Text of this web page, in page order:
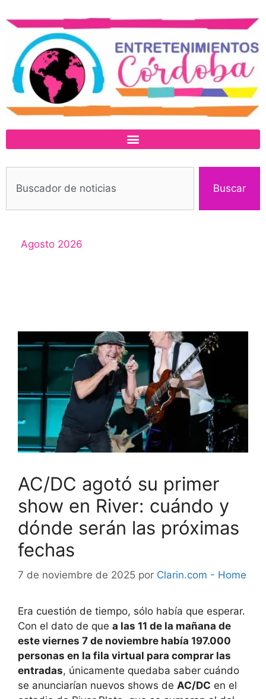
Buscar
Agosto 2026
AC/DC agotó su primer
show en River: cuándo y
dónde serán las próximas
fechas
7 de noviembre de 2025 por Clarin.com - Home
Era cuestión de tiempo, sólo había que esperar.
Con el dato de que a las 11 de la mañana de
este viernes 7 de noviembre había 197.000
personas en la fila virtual para comprar las
entradas, únicamente quedaba saber cuándo
se anunciarían nuevos shows de AC/DC en el